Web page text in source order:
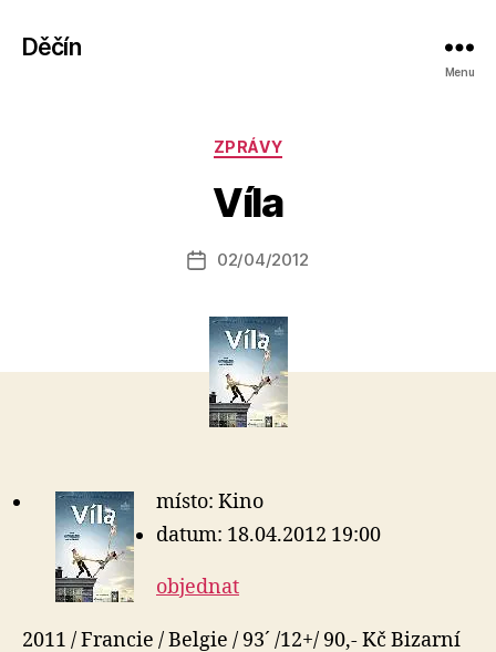
Děčín
Menu
Rubriky
ZPRÁVY
Víla
Autor
příspěvku
a
Datum
02/04/2012
místo: Kino
datum: 18.04.2012 19:00
objednat
2011 / Francie / Belgie / 93´ /12+/ 90,- Kč Bizarní